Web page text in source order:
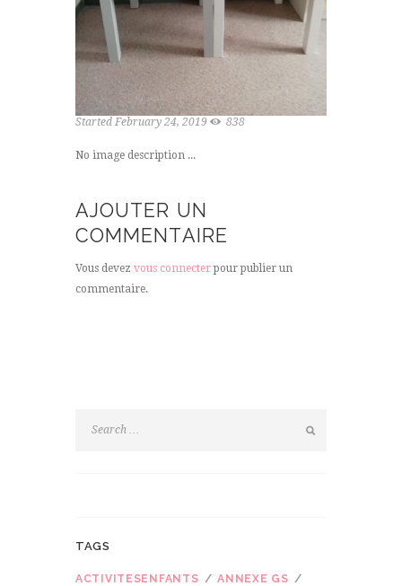
Started February 24, 2019 838
No image description ...
AJOUTER UN
COMMENTAIRE
Vous devez vous connecterpour publier un
commentaire.
TAGS
ACTIVITESENFANTS
ANNEXE GS